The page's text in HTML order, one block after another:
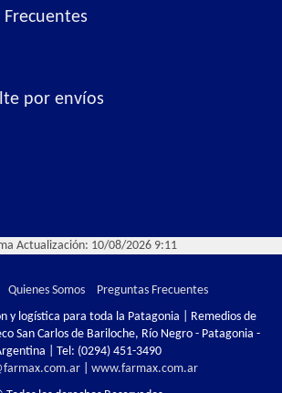
Frecuentes
por envíos
Actualización: 10/08/2026 9:11
Quienes Somos
Preguntas Frecuentes
y logística para toda la Patagonia | Remedios de
San Carlos de Bariloche, Río Negro - Patagonia -
| Tel: (0294) 451-3490
| www.farmax.com.ar